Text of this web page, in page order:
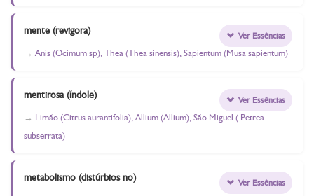
mente (revigora)
Anis (Ocimum sp), Thea (Thea sinensis), Sapientum (Musa sapientum)
Ver Essências
mentirosa (índole)
Limão (Citrus aurantifolia), Allium (Allium), São Miguel ( Petrea
subserrata)
Ver Essências
metabolismo (distúrbios no) Ver Essências